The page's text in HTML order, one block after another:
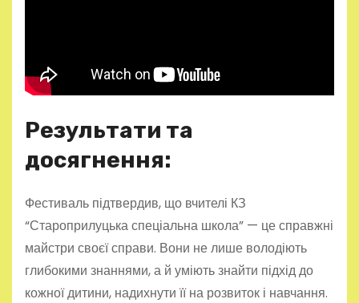
Результати та
досягнення:
Фестиваль підтвердив, що вчителі КЗ
“Староприлуцька спеціальна школа” — це справжні
майстри своєї справи. Вони не лише володіють
глибокими знаннями, а й уміють знайти підхід до
кожної дитини, надихнути її на розвиток і навчання.